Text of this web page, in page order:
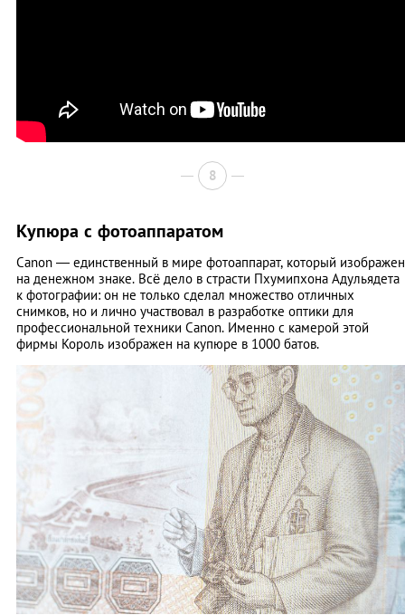
8
Купюра с фотоаппаратом
Canon ― единственный в мире фотоаппарат, который изображен
на денежном знаке. Всё дело в страсти Пхумипхона Адульядета
к фотографии: он не только сделал множество отличных
снимков, но и лично участвовал в разработке оптики для
профессиональной техники Canon. Именно с камерой этой
фирмы Король изображен на купюре в 1000 батов.